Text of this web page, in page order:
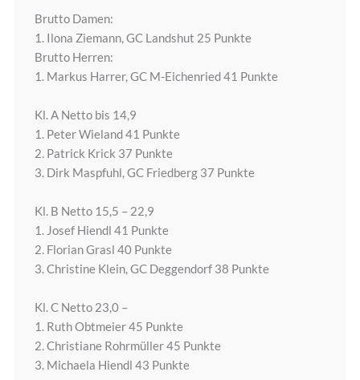
Brutto Damen:
1. Ilona Ziemann, GC Landshut 25 Punkte
Brutto Herren:
1. Markus Harrer, GC M-Eichenried 41 Punkte
Kl. A Netto bis 14,9
1. Peter Wieland 41 Punkte
2. Patrick Krick 37 Punkte
3. Dirk Maspfuhl, GC Friedberg 37 Punkte
Kl. B Netto 15,5 – 22,9
1. Josef Hiendl 41 Punkte
2. Florian Grasl 40 Punkte
3. Christine Klein, GC Deggendorf 38 Punkte
Kl. C Netto 23,0 –
1. Ruth Obtmeier 45 Punkte
2. Christiane Rohrmüller 45 Punkte
3. Michaela Hiendl 43 Punkte